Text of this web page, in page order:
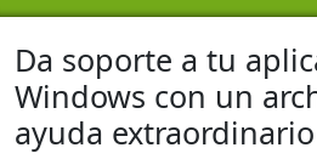
Da soporte a tu
Windows con un
ayuda extraordinario